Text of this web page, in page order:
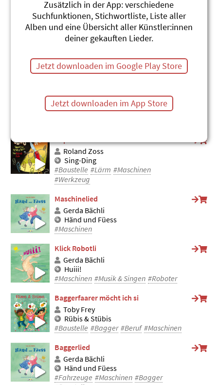
#Körper + Bewegen #Zauber #Erfinder
LHC-Superwältmaschine (feat. Steffe la
Cheffe)
Roland Zoss
#Maschinen #Weltraum #Strom #Atom
#Erfinder #Rap
Roland Zoss
Jimmy Flitz Hits 2
Roland Zoss
Sing-Ding
#Baustelle #Lärm #Maschinen
#Werkzeug
Maschinelied
Gerda Bächli
Händ und Füess
#Maschinen
Klick Robotli
Gerda Bächli
Huiii!
#Maschinen #Musik & Singen #Roboter
Baggerfaarer möcht ich si
Toby Frey
Rübis & Stübis
#Baustelle #Bagger #Beruf #Maschinen
Baggerlied
Gerda Bächli
Händ und Füess
#Fahrzeuge #Maschinen #Bagger
Zusätzlich in der App: verschiedene
Suchfunktionen, Stichwortliste, Liste aller
Alben und eine Übersicht aller Künstler:innen
deiner gekauften Lieder.
Jetzt downloaden im Google Play Store
Jetzt downloaden im App Store